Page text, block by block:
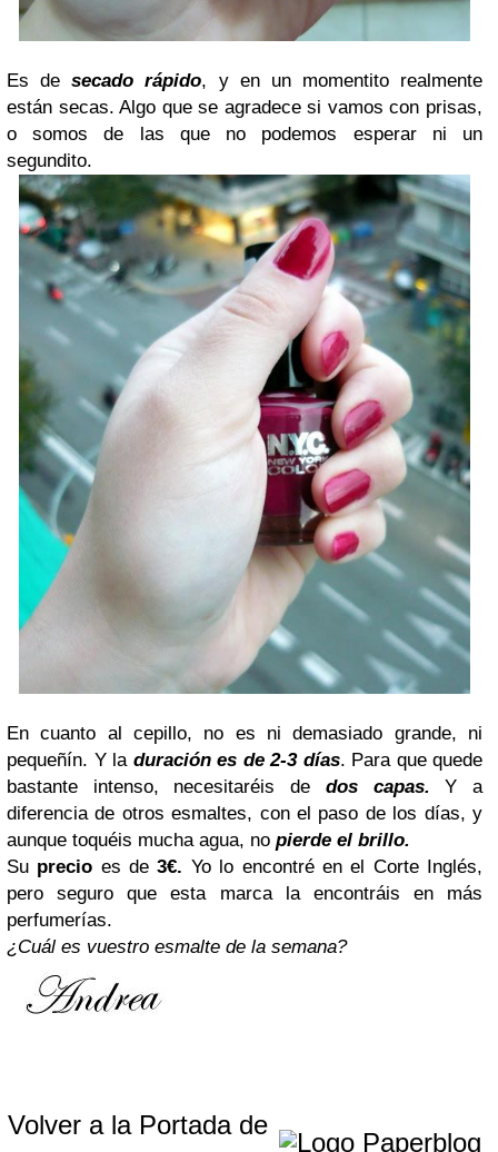
Es desecado rápido, y en un momentito realmente
están secas. Algo que se agradece si vamos con prisas,
o somos de las que no podemos esperar ni un
segundito.
En cuanto al cepillo, no es ni demasiado grande, ni
pequeñín. Y la duración es de 2-3 días. Para que quede
bastante intenso, necesitaréis de dos capas. Y a
diferencia de otros esmaltes, con el paso de los días, y
aunque toquéis mucha agua, no pierde el brillo.
Su precio es de3€. Yo lo encontré en el Corte Inglés,
pero seguro que esta marca la encontráis en más
perfumerías.
¿Cuál es vuestro esmalte de la semana?
Volver a la Portada de